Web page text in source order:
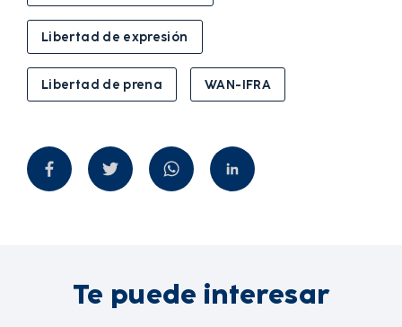
Libertad de expresión
Libertad de prena WAN-IFRA
Te puede interesar